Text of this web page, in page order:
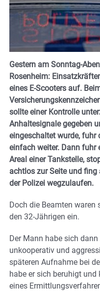
Gestern am Sonntag-
Rosenheim:
eines E-Scooters auf.
sollte einer Kontrolle
Anhaltesignale gegeben
eingeschaltet wurde, fuhr
einfach weiter. Dann fuhr
Areal einer Tankstelle,
achtlos zur Seite und fing
der Polizei wegzulaufen.
Doch die Beamten waren
den 32-Jährigen ein.
Der Mann habe sich
unkooperativ und
späteren Aufnahme bei
habe er sich beruhigt
eines